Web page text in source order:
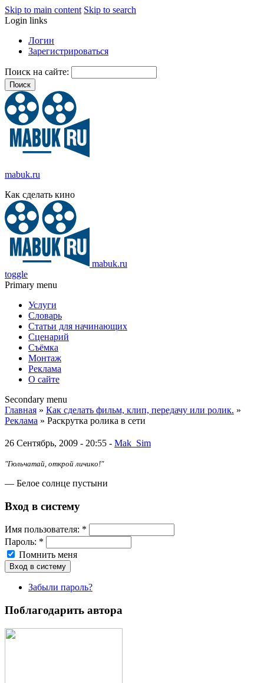
Skip to main content Skip to search
Login links
Логин
Зарегистрироваться
Поиск на сайте:
mabuk.ru
Как сделать кино
mabuk.ru
toggle
Primary menu
Услуги
Словарь
Статьи для начинающих
Сценарий
Съёмка
Монтаж
Реклама
О сайте
Secondary menu
Главная » Как сделать фильм, клип, передачу или ролик. »
Реклама » Раскрутка ролика в сети
26 Сентябрь, 2009 - 20:55 - Mak_Sim
"Гюльчатай, открой личико!"
— Белое солнце пустыни
Вход в систему
Имя пoльзовaтeля: *
Пароль: *
Помнить меня
Забыли пароль?
Поблагодарить автора